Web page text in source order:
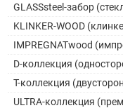
GLASSsteel-забор
KLINKER-WOOD
IMPREGNATwood
D-коллекция
Т-коллекция
ULTRA-коллекция